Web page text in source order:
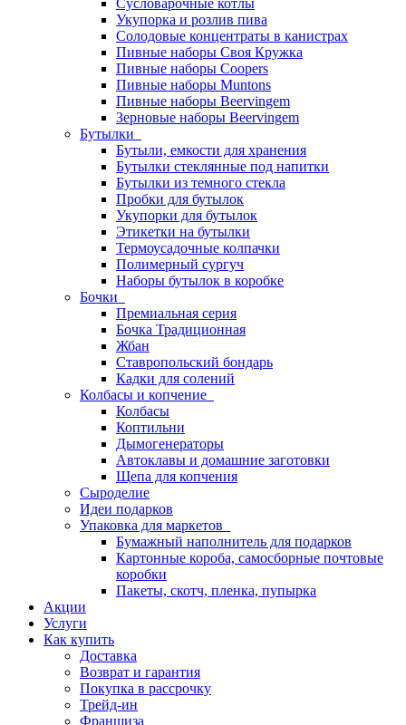
Сусловарочные котлы
Укупорка и розлив пива
Солодовые концентраты в канистрах
Пивные наборы Своя Кружка
Пивные наборы Coopers
Пивные наборы Muntons
Пивные наборы Beervingem
Зерновые наборы Beervingem
Бутылки
Бутыли, емкости для хранения
Бутылки стеклянные под напитки
Бутылки из темного стекла
Пробки для бутылок
Укупорки для бутылок
Этикетки на бутылки
Термоусадочные колпачки
Полимерный сургуч
Наборы бутылок в коробке
Бочки
Премиальная серия
Бочка Традиционная
Жбан
Ставропольский бондарь
Кадки для солений
Колбасы и копчение
Колбасы
Коптильни
Дымогенераторы
Автоклавы и домашние заготовки
Щепа для копчения
Сыроделие
Идеи подарков
Упаковка для маркетов
Бумажный наполнитель для подарков
Картонные короба, самосборные почтовые
коробки
Пакеты, скотч, пленка, пупырка
Акции
Услуги
Как купить
Доставка
Возврат и гарантия
Покупка в рассрочку
Трейд-ин
Франшиза